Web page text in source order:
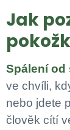
Jak
Spálení od
ve chvíli,
nebo jdete
člověk cítí